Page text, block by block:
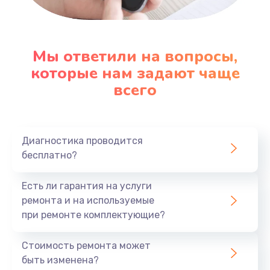
Заказать
Ремонт подсветки
Заказать
930 руб.
Заказать
Мы ответили на вопросы,
которые нам задают чаще
всего
Диагностика проводится
бесплатно?
Есть ли гарантия на услуги
ремонта и на используемые
при ремонте комплектующие?
Стоимость ремонта может
быть изменена?